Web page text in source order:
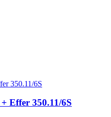
Effer 350.11/6S